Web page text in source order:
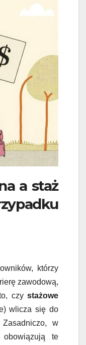
a staż
którzy
zawodową,
czy stażowe
wlicza się do
Zasadniczo, w
obowiązują te